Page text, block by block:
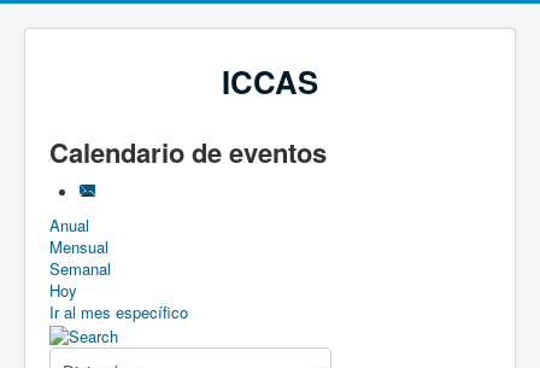
ICCAS
Calendario de eventos
Anual
Mensual
Semanal
Hoy
Ir al mes específico